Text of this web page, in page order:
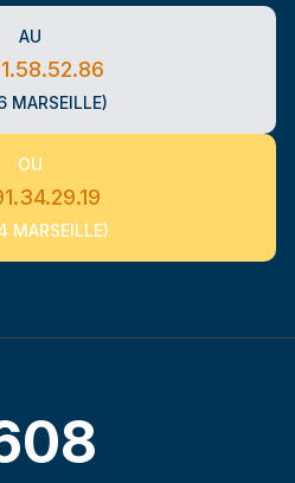
AU
MARSEILLE)
OU
MARSEILLE)